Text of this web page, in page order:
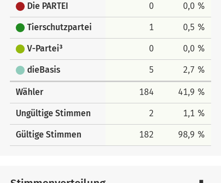
Die PARTEI 0 0,0 %
Tierschutzpartei 1 0,5 %
V-Partei³ 0 0,0 %
dieBasis 5 2,7 %
Wähler 184 41,9 %
Ungültige Stimmen 2 1,1 %
Gültige Stimmen 182 98,9 %